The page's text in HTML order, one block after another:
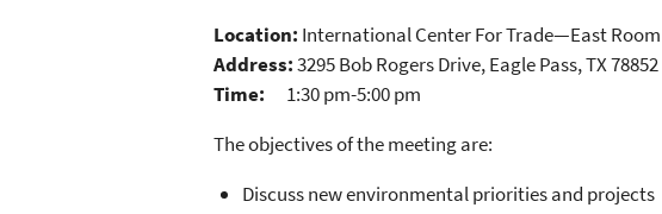
Location: International Center For Trade—East Room
Address:3295 Bob Rogers Drive, Eagle Pass, TX 78852
Time: 1:30 pm-5:00 pm
The objectives of the meeting are:
Discuss new environmental priorities and projects